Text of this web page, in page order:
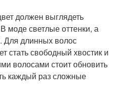
должен выглядеть
моде светлые оттенки, а
Для длинных волос
свободный хвостик и
волосами стоит обновить
каждый раз сложные